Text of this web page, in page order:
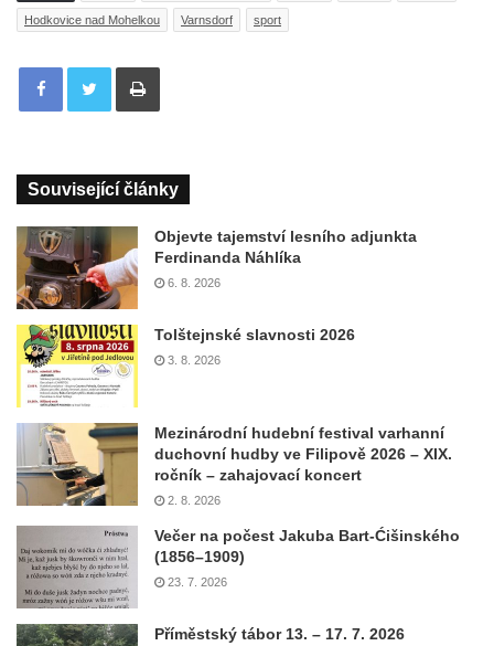
Hodkovice nad Mohelkou Varnsdorf sport
Tisknout
Související články
Objevte tajemství lesního adjunkta
Ferdinanda Náhlíka
6. 8. 2026
Tolštejnské slavnosti 2026
3. 8. 2026
Mezinárodní hudební festival varhanní
duchovní hudby ve Filipově 2026 – XIX.
ročník – zahajovací koncert
2. 8. 2026
Večer na počest Jakuba Bart-Ćišinského
(1856–1909)
23. 7. 2026
Příměstský tábor 13. – 17. 7. 2026